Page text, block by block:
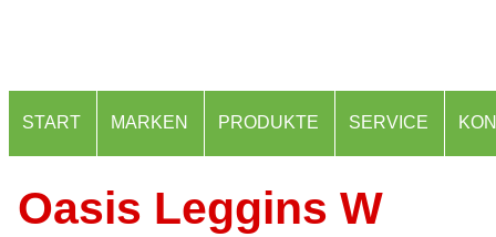
START MARKEN PRODUKTE SERVICE
Oasis Leggins W